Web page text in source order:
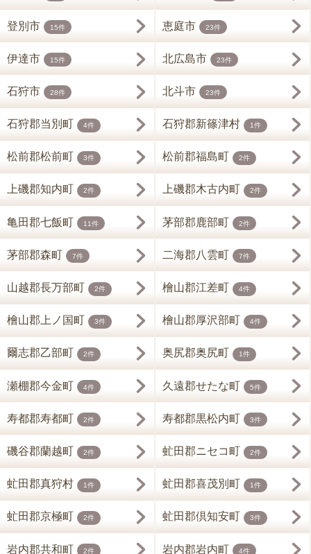
登別市 15件 恵庭市 23件
伊達市 15件 北広島市 23件
石狩市 28件 北斗市 23件
石狩郡当別町 4件 石狩郡新篠津村 1件
松前郡松前町 3件 松前郡福島町 2件
上磯郡知内町 2件 上磯郡木古内町 2件
亀田郡七飯町 11件 茅部郡鹿部町 2件
茅部郡森町 7件 二海郡八雲町 7件
山越郡長万部町 2件 檜山郡江差町 4件
檜山郡上ノ国町 3件 檜山郡厚沢部町 4件
爾志郡乙部町 2件 奥尻郡奥尻町 1件
瀬棚郡今金町 4件 久遠郡せたな町 5件
寿都郡寿都町 2件 寿都郡黒松内町 3件
磯谷郡蘭越町 2件 虻田郡ニセコ町 2件
虻田郡真狩村 1件 虻田郡喜茂別町 1件
虻田郡京極町 2件 虻田郡倶知安町 3件
岩内郡共和町 2件 岩内郡岩内町 4件